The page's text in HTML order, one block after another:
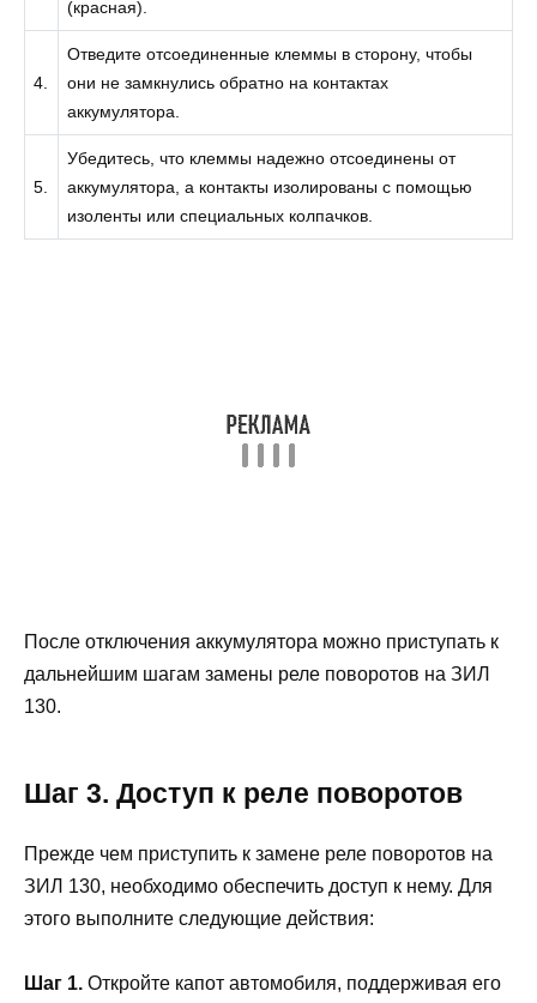
(красная).
4.
Отведите отсоединенные клеммы в сторону, чтобы
они не замкнулись обратно на контактах
аккумулятора.
5.
Убедитесь, что клеммы надежно отсоединены от
аккумулятора, а контакты изолированы с помощью
изоленты или специальных колпачков.
После отключения аккумулятора можно приступать к
дальнейшим шагам замены реле поворотов на ЗИЛ
130.
Шаг 3. Доступ к реле поворотов
Прежде чем приступить к замене реле поворотов на
ЗИЛ 130, необходимо обеспечить доступ к нему. Для
этого выполните следующие действия:
Шаг 1. Откройте капот автомобиля, поддерживая его